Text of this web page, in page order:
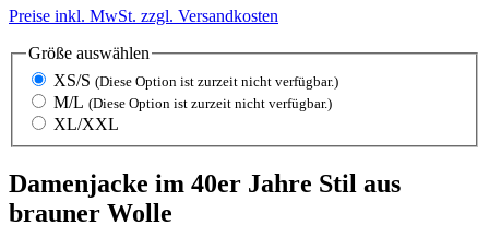
Preise inkl. MwSt. zzgl. Versandkosten
Größe auswählen
XS/S (Diese Option ist zurzeit nicht verfügbar.)
M/L (Diese Option ist zurzeit nicht verfügbar.)
XL/XXL
Damenjacke im 40er Jahre Stil aus
brauner Wolle